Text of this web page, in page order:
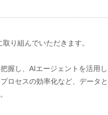
り組んでいただきます。
握し、AIエージェントを活用し
ロセスの効率化など、データと